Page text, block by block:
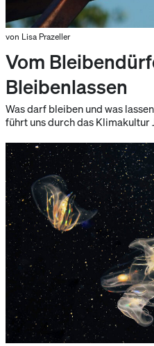
von Lisa Prazeller
Vom
Bleibenlassen
Was darf bleiben und was
führt uns durch das Klimakultur